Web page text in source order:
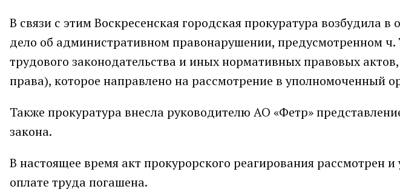
В связи с этим Воскресенская городская прокуратура возбудила
дело об административном правонарушении, предусмотренном
трудового законодательства и иных нормативных правовых
права), которое направлено на рассмотрение в уполномоченный
Также прокуратура внесла руководителю АО «Фетр»
закона.
В настоящее время акт прокурорского реагирования рассмотрен
оплате труда погашена.